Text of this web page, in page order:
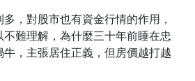
，對股市也有資金行情的作用，
難理解，為什麼三十年前睡在忠
，主張居住正義，但房價越打越